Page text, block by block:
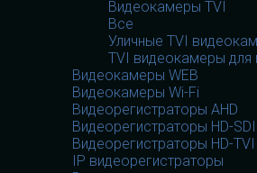
Видеокамеры TVI
Все
Уличные TVI
TVI видеокамеры для
Видеокамеры WEB
Видеокамеры Wi-Fi
Видеорегистраторы AHD
Видеорегистраторы HD-SDI
Видеорегистраторы HD-TVI
IP видеорегистраторы